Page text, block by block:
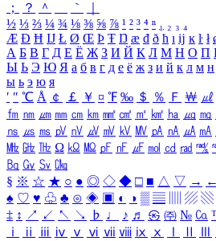
；
？ ＾ ｀
½ ⅓ ⅔ ¼ ¾ ⅛ ⅜ ⅝ ⅞ ¹ ² ³ ⁴ ⁿ ₁ ₂ ₃ ₄
Æ Ð Ħ Ĳ Ł Ø Œ Þ Ŧ Ŋ æ đ ð ħ ı ĳ ĸ ŀ ł
А Б В Г Д Е Ё Ж З И Й К Л М Н О П
Ы Ь Э Ю Я а б в г д е ё ж з и й к л м н
ы ь э ю я
′ ″ ℃ Å ￠ ￡ ￥ ¤ ℉ ‰ ＄ ％ Ｆ ￦ ㎕
㎙ ㎚ ㎛ ㎜ ㎝ ㎞ ㎟ ㎠ ㎡ ㎢ ㏊ ㎍ ㎎
㎱ ㎲ ㎳ ㎴ ㎵ ㎶ ㎷ ㎸ ㎹ ㎀ ㎁ ㎂ ㎃
㎒ ㎓ ㎔ Ω ㏀ ㏁ ㎊ ㎋ ㎌ ㏖ ㏅ ㎭ ㎮
㏃ ㏉ ㏜ ㏆
§ ※ ☆ ★ ○ ● ◎ ◇ ◆ □ ■ △ ▽ → ←
♠ ♡ ♥ ♧ ♣ ⊙ ◈ ▣ ◐ ◑ ▒ ▤ ▨ ▧
‡ ↕ ↗ ↙ ↖ ↘ ♭ ♩ ♪ ♬ ㉿ ㈜ № ㏇
ⅰ
ⅱ ⅲ ⅳ ⅴ ⅵ ⅶ ⅷ ⅸ ⅹ